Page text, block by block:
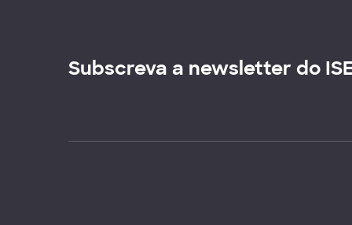
Subscreva a newsletter do